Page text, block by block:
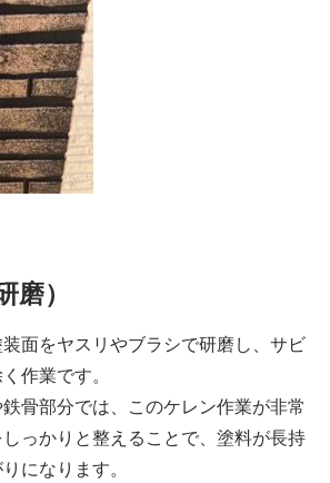
磨）
面をヤスリやブラシで研磨し、サビ
作業です。
骨部分では、このケレン作業が非常
っかりと整えることで、塗料が長持
になります。